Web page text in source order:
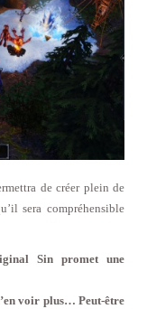
de créer plein de
sera compréhensible
Sin promet une
voir plus… Peut-être